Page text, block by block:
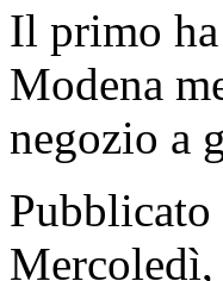
Il primo
Modena
negozio a
Pubblicato
Mercoledì,